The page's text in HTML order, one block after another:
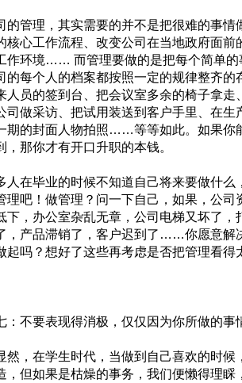
的管理，其实需要的并不是把很难的事情
核心工作流程、改变公司在当地政府面前
作环境…… 而管理要做的是把每个简单的
的每个人的档案都按照一定的规律整齐的
人员的签到台、把会议室多余的椅子拿走
司做采访、把试用装送到客户手里、在生
期的封面人物拍照……等等如此。如果你
，那你才有开口升职的本钱。
人在毕业的时候不知道自己将来要做什么
理吧！做管理？问一下自己，如果，公司
下，办公室杂乱无章，公司电梯又坏了，
，产品滞销了，客户迟到了……你愿意解
起吗？想好了这些再考虑是否把管理看得
：不要表现得消极，仅仅因为你所做的事
然，在学生时代，当做到自己喜欢的时候
，但如果是枯燥的事务，我们便懒得理睬